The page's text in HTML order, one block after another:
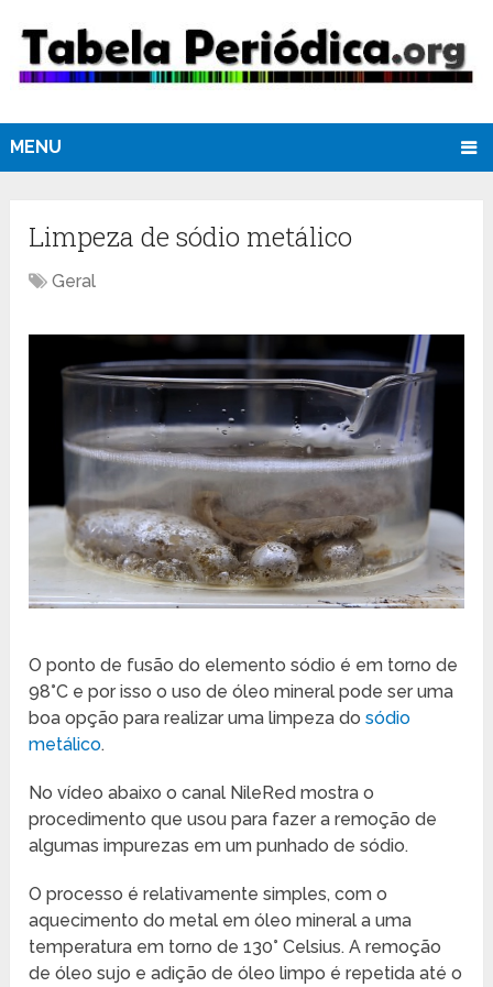
MENU
Limpeza de sódio metálico
Geral
O ponto de fusão do elemento sódio é em torno de
98°C e por isso o uso de óleo mineral pode ser uma
boa opção para realizar uma limpeza dosódio
metálico.
No vídeo abaixo o canal NileRed mostra o
procedimento que usou para fazer a remoção de
algumas impurezas em um punhado de sódio.
O processo é relativamente simples, com o
aquecimento do metal em óleo mineral a uma
temperatura em torno de 130° Celsius. A remoção
de óleo sujo e adição de óleo limpo é repetida até o